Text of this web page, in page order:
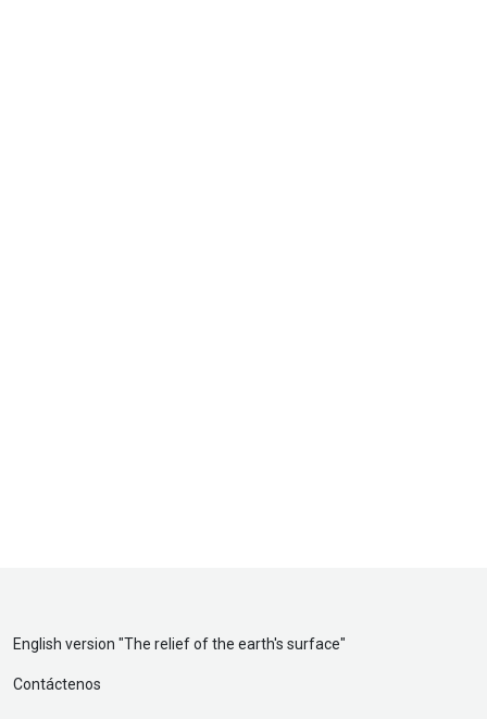
English version "The relief of the earth's surface"
Contáctenos